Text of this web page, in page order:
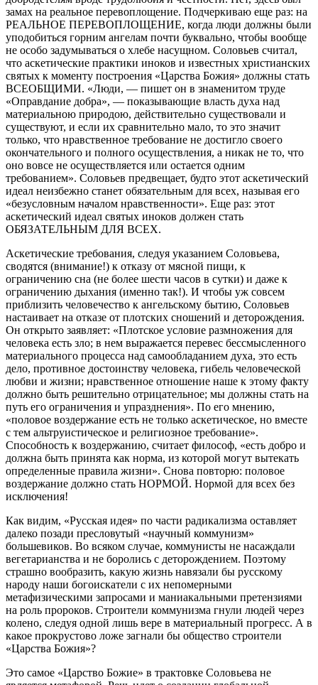
замах на реальное перевоплощение. Подчеркиваю еще раз: на
РЕАЛЬНОЕ ПЕРЕВОПЛОЩЕНИЕ, когда люди должны были
уподобиться горним ангелам почти буквально, чтобы вообще
не особо задумываться о хлебе насущном. Соловьев считал,
что аскетические практики иноков и известных христианских
святых к моменту построения «Царства Божия» должны стать
ВСЕОБЩИМИ. «Люди, — пишет он в знаменитом труде
«Оправдание добра», — показывающие власть духа над
материальною природою, действительно существовали и
существуют, и если их сравнительно мало, то это значит
только, что нравственное требование не достигло своего
окончательного и полного осуществления, а никак не то, что
оно вовсе не осуществляется или остается одним
требованием». Соловьев предвещает, будто этот аскетический
идеал неизбежно станет обязательным для всех, называя его
«безусловным началом нравственности». Еще раз: этот
аскетический идеал святых иноков должен стать
ОБЯЗАТЕЛЬНЫМ ДЛЯ ВСЕХ.
Аскетические требования, следуя указанием Соловьева,
сводятся (внимание!) к отказу от мясной пищи, к
ограничению сна (не более шести часов в сутки) и даже к
ограничению дыхания (именно так!). И чтобы уж совсем
приблизить человечество к ангельскому бытию, Соловьев
настаивает на отказе от плотских сношений и деторождения.
Он открыто заявляет: «Плотское условие размножения для
человека есть зло; в нем выражается перевес бессмысленного
материального процесса над самообладанием духа, это есть
дело, противное достоинству человека, гибель человеческой
любви и жизни; нравственное отношение наше к этому факту
должно быть решительно отрицательное; мы должны стать на
путь его ограничения и упразднения». По его мнению,
«половое воздержание есть не только аскетическое, но вместе
с тем альтруистическое и религиозное требование».
Способность к воздержанию, считает философ, «есть добро и
должна быть принята как норма, из которой могут вытекать
определенные правила жизни». Снова повторю: половое
воздержание должно стать НОРМОЙ. Нормой для всех без
исключения!
Как видим, «Русская идея» по части радикализма оставляет
далеко позади пресловутый «научный коммунизм»
большевиков. Во всяком случае, коммунисты не насаждали
вегетарианства и не боролись с деторождением. Поэтому
страшно вообразить, какую жизнь навязали бы русскому
народу наши богоискатели с их непомерными
метафизическими запросами и маниакальными претензиями
на роль пророков. Строители коммунизма гнули людей через
колено, следуя одной лишь вере в материальный прогресс. А в
какое прокрустово ложе загнали бы общество строители
«Царства Божия»?
Это самое «Царство Божие» в трактовке Соловьева не